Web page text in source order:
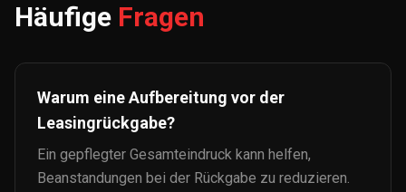
Häufige Fragen
Warum eine Aufbereitung vor der
Leasingrückgabe?
Ein gepflegter Gesamteindruck kann helfen,
Beanstandungen bei der Rückgabe zu reduzieren.